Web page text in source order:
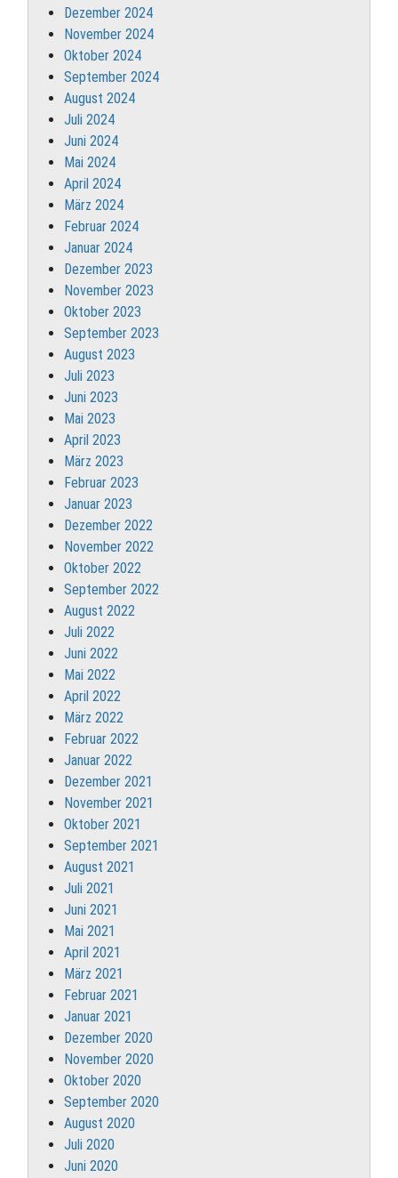
Dezember 2024
November 2024
Oktober 2024
September 2024
August 2024
Juli 2024
Juni 2024
Mai 2024
April 2024
März 2024
Februar 2024
Januar 2024
Dezember 2023
November 2023
Oktober 2023
September 2023
August 2023
Juli 2023
Juni 2023
Mai 2023
April 2023
März 2023
Februar 2023
Januar 2023
Dezember 2022
November 2022
Oktober 2022
September 2022
August 2022
Juli 2022
Juni 2022
Mai 2022
April 2022
März 2022
Februar 2022
Januar 2022
Dezember 2021
November 2021
Oktober 2021
September 2021
August 2021
Juli 2021
Juni 2021
Mai 2021
April 2021
März 2021
Februar 2021
Januar 2021
Dezember 2020
November 2020
Oktober 2020
September 2020
August 2020
Juli 2020
Juni 2020